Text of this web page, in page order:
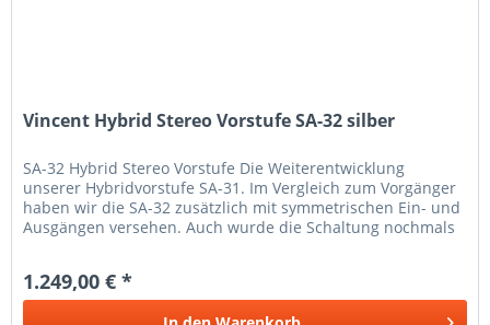
Vincent Hybrid Stereo Vorstufe SA-32 silber
SA-32 Hybrid Stereo Vorstufe Die Weiterentwicklung
unserer Hybridvorstufe SA-31. Im Vergleich zum Vorgänger
haben wir die SA-32 zusätzlich mit symmetrischen Ein- und
Ausgängen versehen. Auch wurde die Schaltung nochmals
1.249,00 € *